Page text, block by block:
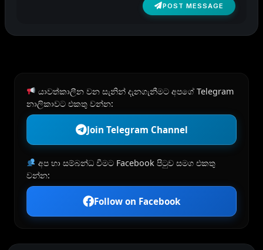
POST MESSAGE
යාවත්කාලීන වන සැනින් දැනගැනීමට අපගේ Telegram
නාලිකාවට එකතු වන්න:
Join Telegram Channel
අප හා සම්බන්ධ වීමට Facebook පිටුව සමග එකතු
වන්න:
Follow on Facebook